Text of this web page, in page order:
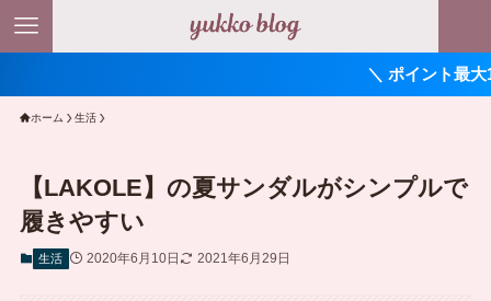
＼ ポイント最大11倍！ ／
ホーム 生活
【LAKOLE】の夏サンダルがシンプルで
履きやすい
生活 2020年6月10日 2021年6月29日